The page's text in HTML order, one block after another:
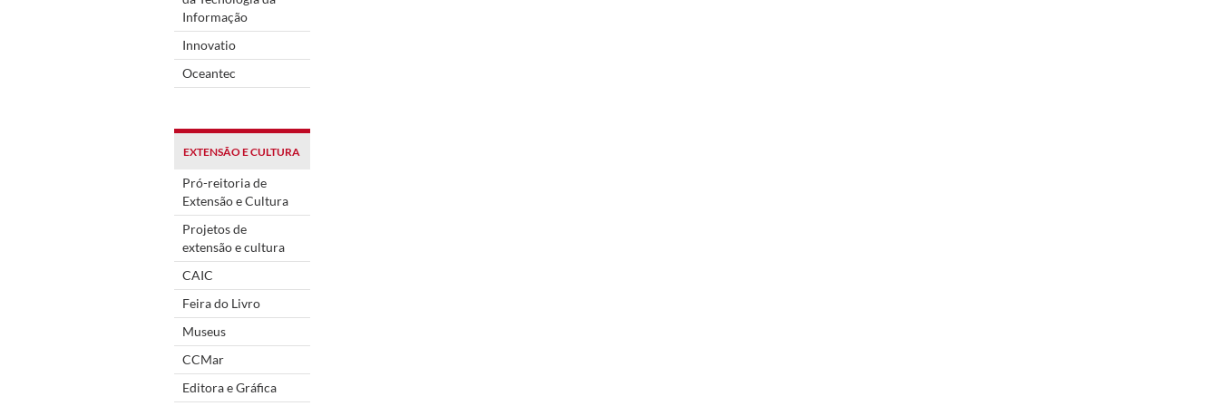
Informação
Innovatio
Oceantec
EXTENSÃO E CULTURA
Pró-reitoria de
Extensão e Cultura
Projetos de
extensão e cultura
CAIC
Feira do Livro
Museus
CCMar
Editora e Gráfica